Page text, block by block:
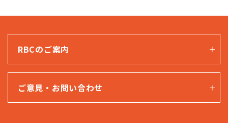
RBCのご案内
ご意見・お問い合わせ